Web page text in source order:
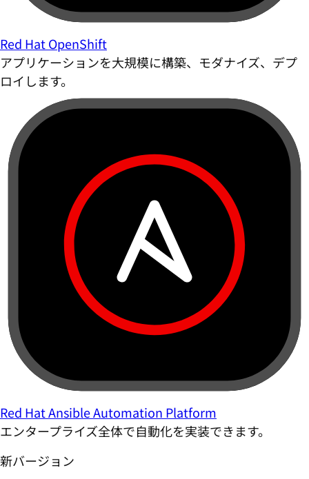
Red Hat OpenShift
アプリケーションを大規模に構築、モダナイズ、デプ
ロイします。
Red Hat Ansible Automation Platform
エンタープライズ全体で自動化を実装できます。
新バージョン